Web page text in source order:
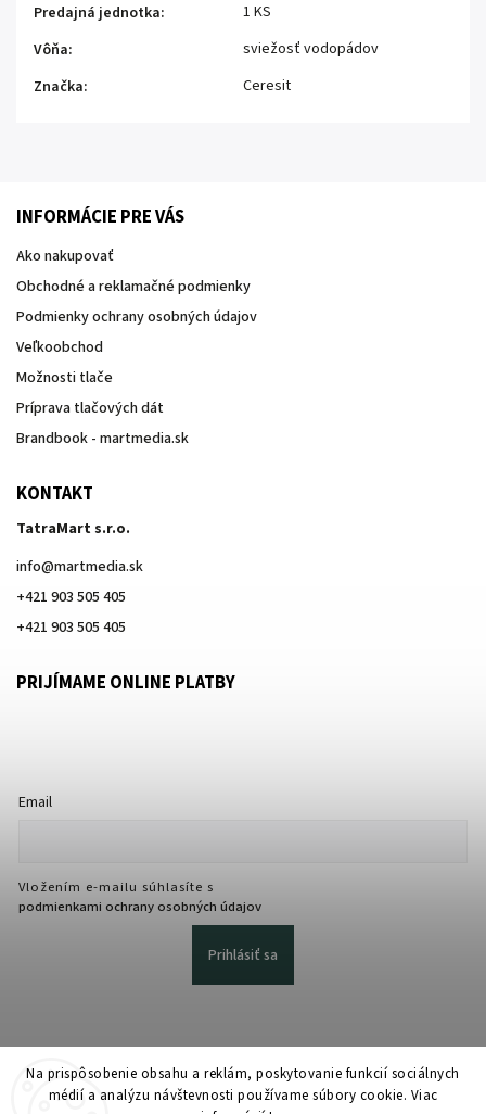
Na prispôsobenie obsahu a reklám, poskytovanie funkcií sociálnych
médií a analýzu návštevnosti používame súbory cookie. Viac
Predajná jednotka:
1 KS
Vôňa:
sviežosť vodopádov
Značka: Ceresit
INFORMÁCIE PRE VÁS
Ako nakupovať
Obchodné a reklamačné podmienky
Podmienky ochrany osobných údajov
Veľkoobchod
Možnosti tlače
Príprava tlačových dát
Brandbook - martmedia.sk
KONTAKT
TatraMart s.r.o.
info@martmedia.sk
+421 903 505 405
+421 903 505 405
PRIJÍMAME ONLINE PLATBY
Email
Vložením e-mailu súhlasíte s
podmienkami ochrany osobných údajov
Prihlásiť sa